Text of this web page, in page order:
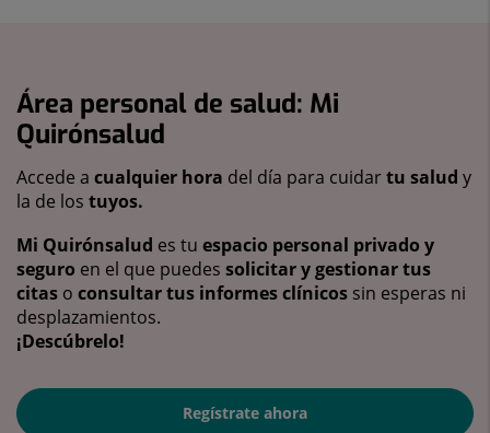
Área personal de salud: Mi
Quirónsalud
Accede a cualquier hora del día para cuidartu salud y
la de los tuyos.
Mi Quirónsalud es tu espacio personal privado y
seguro en el que puedes solicitar y gestionar tus
citas o consultar tus informes clínicos sin esperas ni
desplazamientos.
¡Descúbrelo!
Regístrate ahora